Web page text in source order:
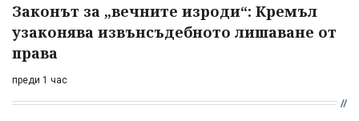
Законът за „вечните изроди“: Кремъл
узаконява извънсъдебното лишаване от
права
преди 1 час